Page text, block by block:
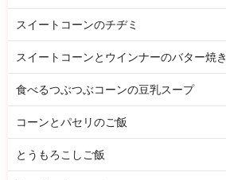
スイートコーンのチヂミ
スイートコーンとウインナーのバター焼き
食べるつぶつぶコーンの豆乳スープ
コーンとパセリのご飯
とうもろこしご飯